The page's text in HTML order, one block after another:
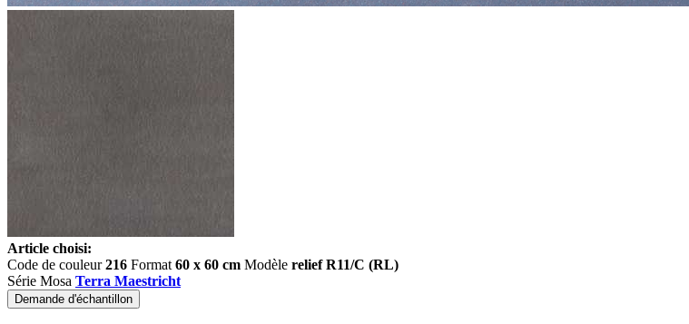
Article choisi:
Code de couleur216 Format 60 x 60 cm Modèle relief R11/C (RL)
Série Mosa Terra Maestricht
Demande d'échantillon